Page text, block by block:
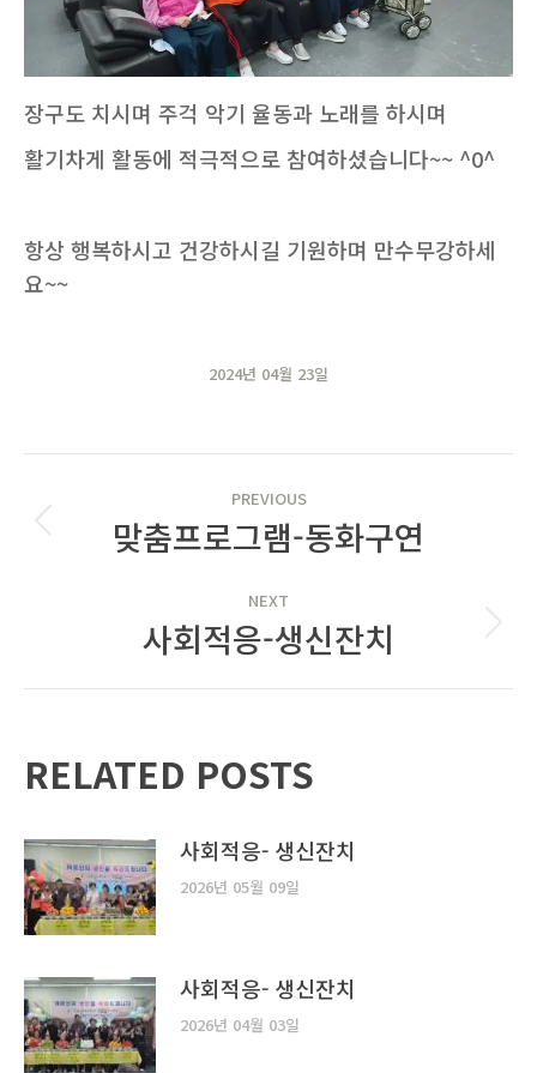
장구도 치시며 주걱 악기 율동과 노래를 하시며
활기차게 활동에 적극적으로 참여하셨습니다~~ ^0^
항상 행복하시고 건강하시길 기원하며 만수무강하세
요~~
2024년 04월 23일
NAVIGATION
PREVIOUS
Previous
맞춤프로그램-동화구연
NEXT
Next
사회적응-생신잔치
RELATED POSTS
사회적응- 생신잔치
2026년 05월 09일
사회적응- 생신잔치
2026년 04월 03일